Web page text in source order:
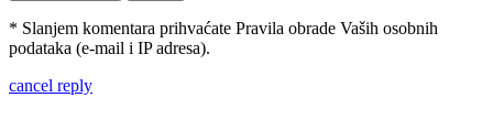
* Slanjem komentara prihvaćate Pravila obrade Vaših osobnih
podataka (e-mail i IP adresa).
cancel reply